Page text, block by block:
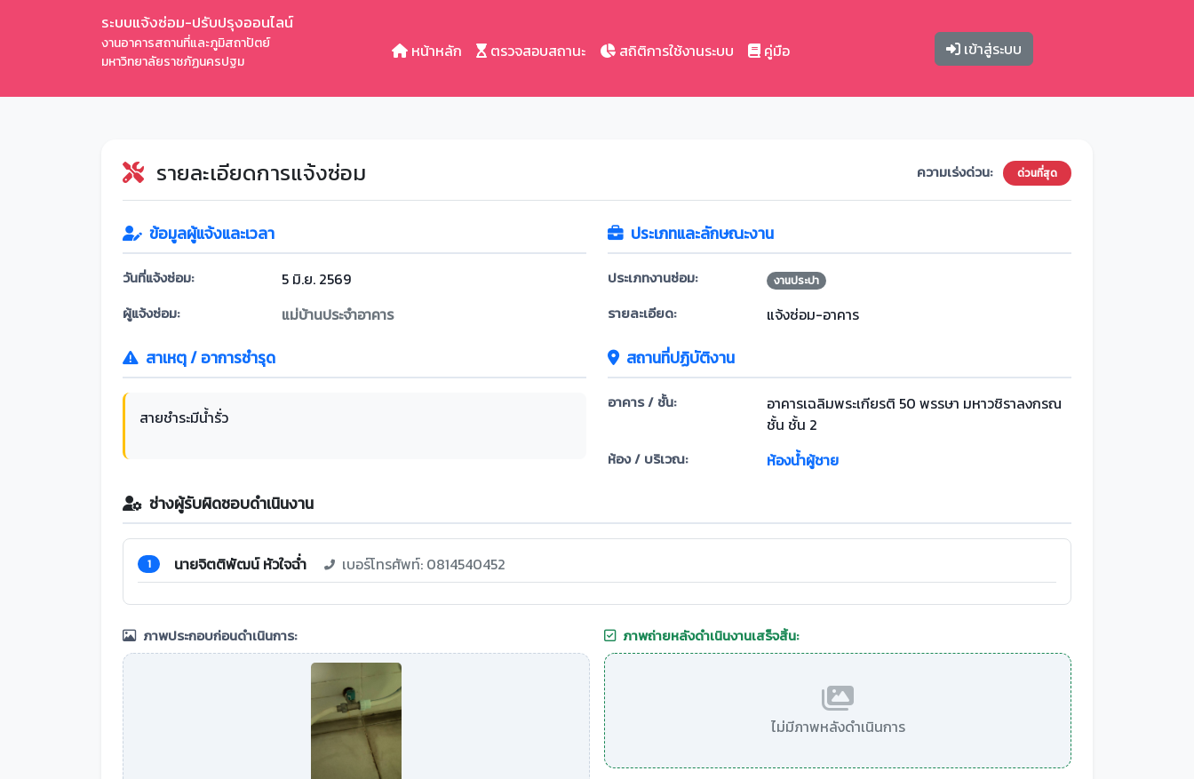
ระบบแจ้งซ่อม-ปรับปรุงออนไลน์
งานอาคารสถานที่และภูมิสถาปัตย์
มหาวิทยาลัยราชภัฏนครปฐม
หน้าหลัก ตรวจสอบสถานะ สถิติการใช้งานระบบ คู่มือ เข้าสู่ระบบ
รายละเอียดการแจ้งซ่อม ความเร่งด่วน: ด่วนที่สุด
ข้อมูลผู้แจ้งและเวลา
วันที่แจ้งซ่อม: 5 มิ.ย. 2569
ผู้แจ้งซ่อม: แม่บ้านประจำอาคาร
ประเภทและลักษณะงาน
ประเภทงานซ่อม: งานประปา
รายละเอียด: แจ้งซ่อม-อาคาร
สาเหตุ / อาการชำรุด
สายชำระมีน้ำรั่ว
สถานที่ปฏิบัติงาน
อาคาร / ชั้น:
อาคารเฉลิมพระเกียรติ 50 พรรษา มหาวชิราลงกรณ
ชั้น ชั้น 2
ห้อง / บริเวณ: ห้องน้ำผู้ชาย
ช่างผู้รับผิดชอบดำเนินงาน
1 นายจิตติพัฒน์ หัวใจฉ่ำ เบอร์โทรศัพท์: 0814540452
ภาพประกอบก่อนดำเนินการ: ภาพถ่ายหลังดำเนินงานเสร็จสิ้น:
ไม่มีภาพหลังดำเนินการ